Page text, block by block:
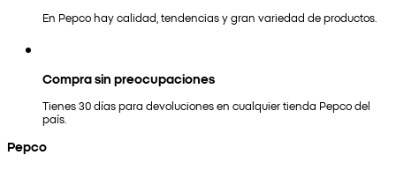
En Pepco hay calidad, tendencias y gran variedad de productos.
Compra sin preocupaciones
Tienes 30 días para devoluciones en cualquier tienda Pepco del
país.
Pepco